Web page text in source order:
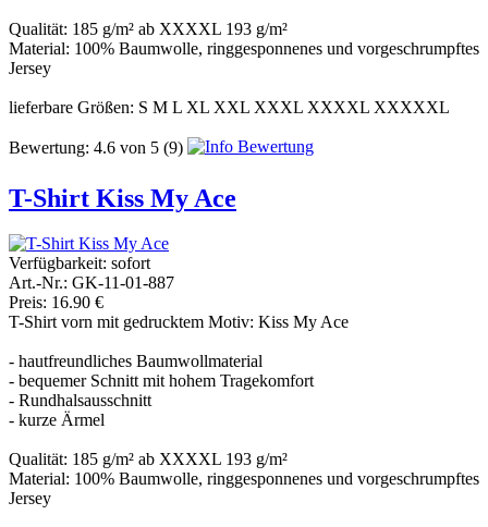
Qualität: 185 g/m² ab XXXXL 193 g/m²
Material: 100% Baumwolle, ringgesponnenes und vorgeschrumpftes
Jersey
lieferbare Größen: S M L XL XXL XXXL XXXXL XXXXXL
Bewertung: 4.6 von 5 (9)
T-Shirt Kiss My Ace
Verfügbarkeit: sofort
Art.-Nr.: GK-11-01-887
Preis: 16.90 €
T-Shirt vorn mit gedrucktem Motiv: Kiss My Ace
- hautfreundliches Baumwollmaterial
- bequemer Schnitt mit hohem Tragekomfort
- Rundhalsausschnitt
- kurze Ärmel
Qualität: 185 g/m² ab XXXXL 193 g/m²
Material: 100% Baumwolle, ringgesponnenes und vorgeschrumpftes
Jersey